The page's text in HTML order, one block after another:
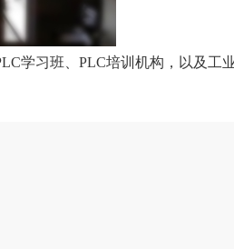
学习班、PLC培训机构，以及工